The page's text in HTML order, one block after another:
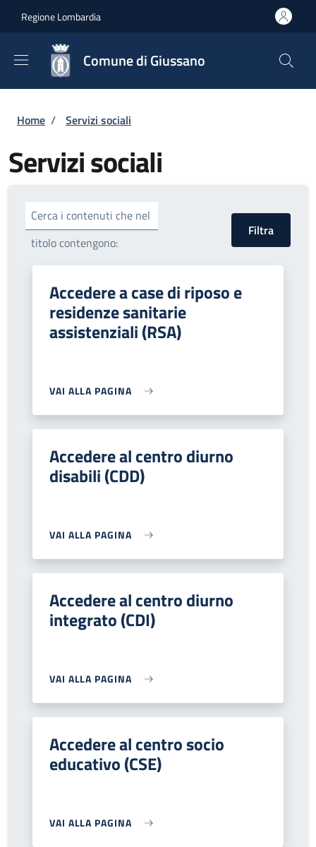
Regione Lombardia
Comune di Giussano
Briciole di pane
Home / Servizi sociali
Servizi sociali
Cerca i contenuti che nel
titolo contengono:
Accedere a case di riposo e
residenze sanitarie
assistenziali (RSA)
VAI ALLA PAGINA
Accedere al centro diurno
disabili (CDD)
VAI ALLA PAGINA
Accedere al centro diurno
integrato (CDI)
VAI ALLA PAGINA
Accedere al centro socio
educativo (CSE)
VAI ALLA PAGINA